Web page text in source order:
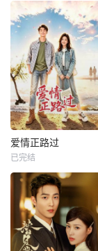
爱情正路过
已完结